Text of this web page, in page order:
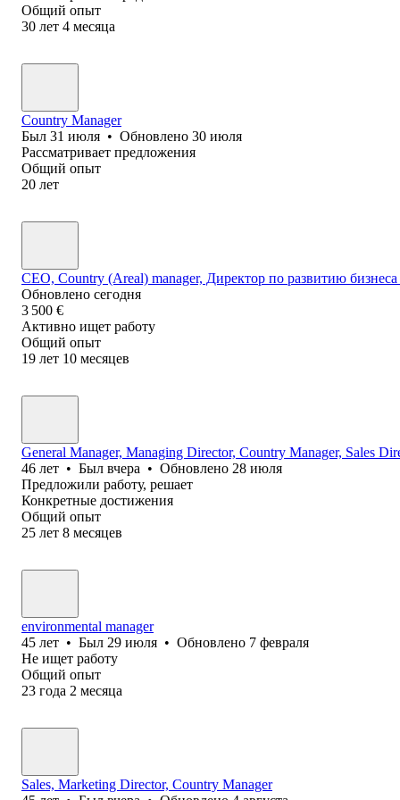
Общий опыт
30 лет 4 месяца
Country Manager
Был 31 июля • Обновлено 30 июля
Рассматривает предложения
Общий опыт
20 лет
CEO, Country (Areal) manager, Директор по развитию
Обновлено сегодня
3 500 €
Активно ищет работу
Общий опыт
19 лет 10 месяцев
General Manager, Managing Director, Country Manager, Sales
46 лет • Был вчера • Обновлено 28 июля
Предложили работу, решает
Конкретные достижения
Общий опыт
25 лет 8 месяцев
environmental manager
45 лет • Был 29 июля • Обновлено 7 февраля
Не ищет работу
Общий опыт
23 года 2 месяца
Sales, Marketing Director, Country Manager